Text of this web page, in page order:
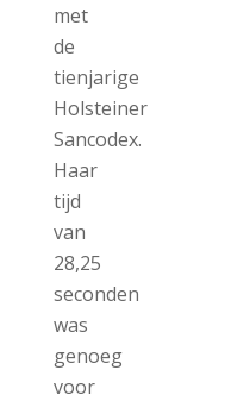
met
de
tienjarige
Holsteiner
Sancodex.
Haar
tijd
van
28,25
seconden
was
genoeg
voor